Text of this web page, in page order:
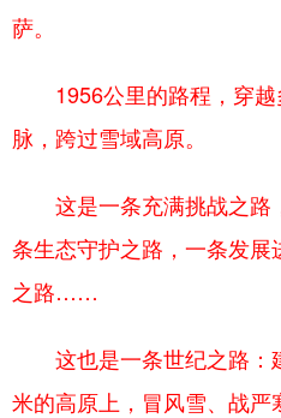
萨。
1956公里的路程，穿越
脉，跨过雪域高原。
这是一条充满挑战之路
条生态守护之路，一条发
之路……
这也是一条世纪之路：
米的高原上，冒风雪、战严